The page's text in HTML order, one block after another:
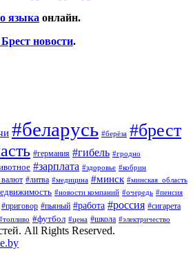
языка онлайн.
новости.
#беларусь #берёза #брест
#германия #гибель #гродно
#зарплата #здоровье #кобрин
#литва #медицина #минск #минская_область
#новости компаний #очередь #пенсия
#приговор #пьяный #работа #россия #сигарета
#футбол #цена #школа #электричество
All Rights Reserved.